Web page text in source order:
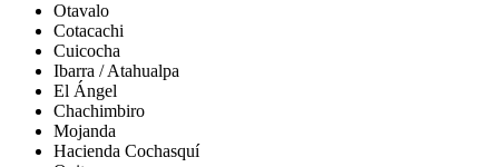
Otavalo
Cotacachi
Cuicocha
Ibarra / Atahualpa
El Ángel
Chachimbiro
Mojanda
Hacienda Cochasquí